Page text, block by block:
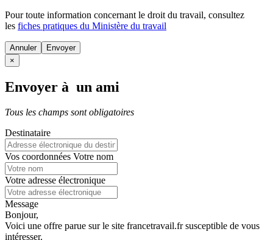
Pour toute information concernant le droit du travail, consultez
les fiches pratiques du Ministère du travail
Annuler
×
Envoyer à un ami
Tous les champs sont obligatoires
Destinataire
Vos coordonnées Votre nom
Votre adresse électronique
Message
Bonjour,
Voici une offre parue sur le site francetravail.fr susceptible de vous
intéresser.